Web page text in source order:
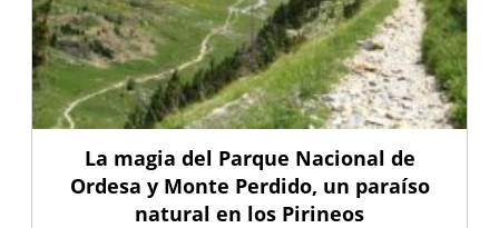
La magia del Parque Nacional de
Ordesa y Monte Perdido, un paraíso
natural en los Pirineos